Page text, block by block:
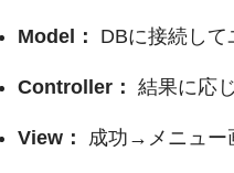
Model： DBに接続し
Controller： 結果に応
View： 成功→メニュー